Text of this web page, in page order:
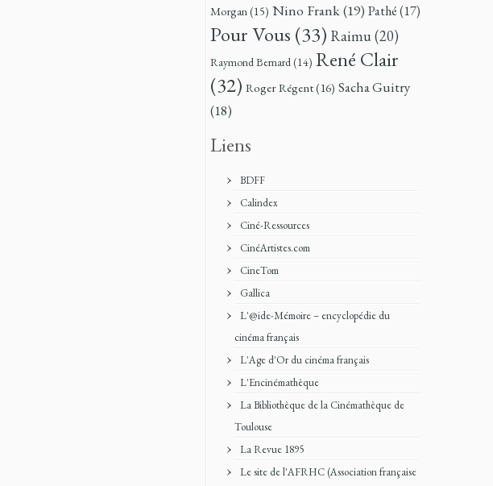
Morgan(15) Nino Frank(19) Pathé(17)
Pour Vous (33) Raimu(20)
Raymond Bernard(14) René Clair
(32) Roger Régent(16) Sacha Guitry
(18)
Liens
BDFF
Calindex
Ciné-Ressources
CinéArtistes.com
CineTom
Gallica
L'@ide-Mémoire – encyclopédie du
cinéma français
L'Age d'Or du cinéma français
L'Encinémathèque
La Bibliothèque de la Cinémathèque de
Toulouse
La Revue 1895
Le site de l'AFRHC (Association française